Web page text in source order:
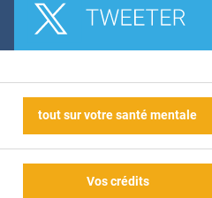
tout sur votre santé mentale
Vos crédits